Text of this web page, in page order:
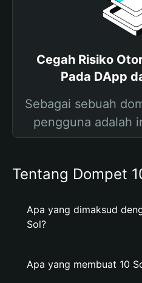
Cegah Risiko
Pada DApp
Sebagai sebuah
pengguna adalah
Tentang Dompet
Apa yang dimaksud
Sol?
Apa yang membuat 10